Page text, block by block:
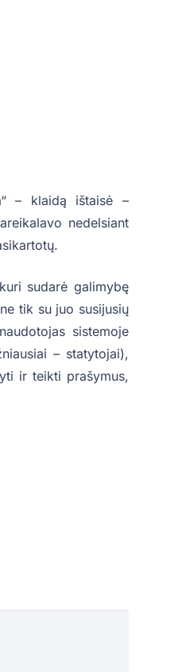
– klaidą ištaisė –
nedelsiant
sudarė galimybę
tik su juo susijusių
sistemoje
– statytojai),
ir teikti prašymus,